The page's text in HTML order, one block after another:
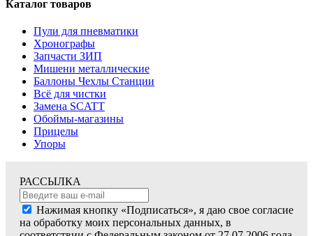
Каталог товаров
Пули для пневматики
Хронографы
Запчасти ЗИП
Мишени металлические
Баллоны Чехлы Станции
Всё для чистки
Замена SCATT
Обоймы-магазины
Прицелы
Упоры
РАССЫЛКА
Нажимая кнопку «Подписаться», я даю свое согласие
на обработку моих персональных данных, в